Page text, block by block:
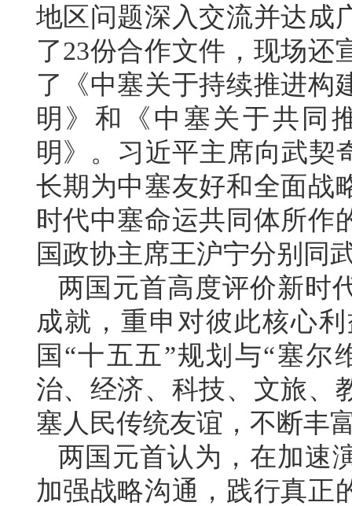
地区问题深入交流并达成
了23份合作文件，现场还
了《中塞关于持续推进构
明》和《中塞关于共同
明》。习近平主席向武契
长期为中塞友好和全面战
时代中塞命运共同体所作
国政协主席王沪宁分别同
两国元首高度评价新时
成就，重申对彼此核心
国“十五五”规划与“塞尔
治、经济、科技、文旅、
塞人民传统友谊，不断丰
两国元首认为，在加速
加强战略沟通，践行真正